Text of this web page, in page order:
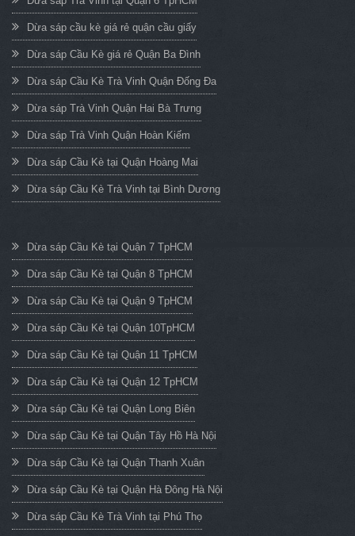
Dừa sáp cầu kè giá rẻ quận cầu giấy
Dừa sáp Cầu Kè giá rẻ Quận Ba Đình
Dừa sáp Cầu Kè Trà Vinh Quận Đống Đa
Dừa sáp Trà Vinh Quận Hai Bà Trưng
Dừa sáp Trà Vinh Quận Hoàn Kiếm
Dừa sáp Cầu Kè tại Quận Hoàng Mai
Dừa sáp Cầu Kè Trà Vinh tại Bình Dương
Dừa sáp Cầu Kè tại Quận 7 TpHCM
Dừa sáp Cầu Kè tại Quận 8 TpHCM
Dừa sáp Cầu Kè tại Quận 9 TpHCM
Dừa sáp Cầu Kè tại Quận 10TpHCM
Dừa sáp Cầu Kè tại Quận 11 TpHCM
Dừa sáp Cầu Kè tại Quận 12 TpHCM
Dừa sáp Cầu Kè tại Quận Long Biên
Dừa sáp Cầu Kè tại Quận Tây Hồ Hà Nội
Dừa sáp Cầu Kè tại Quận Thanh Xuân
Dừa sáp Cầu Kè tại Quận Hà Đông Hà Nội
Dừa sáp Cầu Kè Trà Vinh tại Phú Thọ